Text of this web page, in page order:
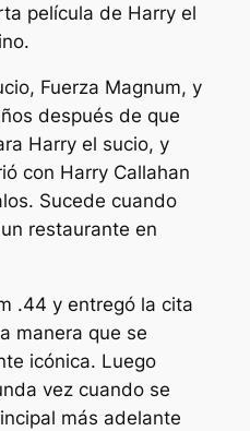
película de Harry el
.
Fuerza Magnum, y
después de que
Harry el sucio, y
con Harry Callahan
Sucede cuando
restaurante en
.44 y entregó la cita
manera que se
icónica. Luego
vez cuando se
más adelante